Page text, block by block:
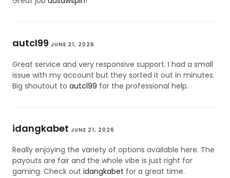
autcl99 JUNE 21, 2026
Great service and very responsive support. I had a small
issue with my account but they sorted it out in minutes.
Big shoutout to autcl99 for the professional help.
idangkabet JUNE 21, 2026
Really enjoying the variety of options available here. The
payouts are fair and the whole vibe is just right for
gaming. Check out idangkabet for a great time.